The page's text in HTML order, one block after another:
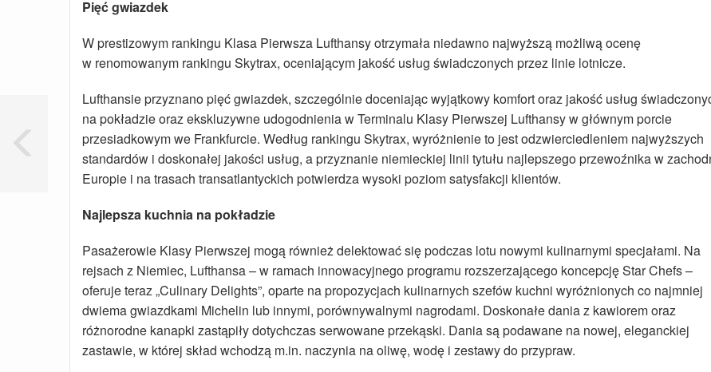
Pięć gwiazdek
W prestizowym rankingu Klasa Pierwsza Lufthansy otrzymała niedawno najwyższą możliwą ocenę
w renomowanym rankingu Skytrax, oceniającym jakość usług świadczonych przez linie lotnicze.
Lufthansie przyznano pięć gwiazdek, szczególnie doceniając wyjątkowy komfort oraz jakość usług
na pokładzie oraz ekskluzywne udogodnienia w Terminalu Klasy Pierwszej Lufthansy w głównym porcie
przesiadkowym we Frankfurcie. Według rankingu Skytrax, wyróżnienie to jest odzwierciedleniem najwyższych
standardów i doskonałej jakości usług, a przyznanie niemieckiej linii tytułu najlepszego przewoźnika w
Europie i na trasach transatlantyckich potwierdza wysoki poziom satysfakcji klientów.
Najlepsza kuchnia na pokładzie
Pasażerowie Klasy Pierwszej mogą również delektować się podczas lotu nowymi kulinarnymi specjałami. Na
rejsach z Niemiec, Lufthansa – w ramach innowacyjnego programu rozszerzającego koncepcję Star Chefs –
oferuje teraz „Culinary Delights”, oparte na propozycjach kulinarnych szefów kuchni wyróżnionych co najmniej
dwiema gwiazdkami Michelin lub innymi, porównywalnymi nagrodami. Doskonałe dania z kawiorem oraz
różnorodne kanapki zastąpiły dotychczas serwowane przekąski. Dania są podawane na nowej, eleganckiej
zastawie, w której skład wchodzą m.in. naczynia na oliwę, wodę i zestawy do przypraw.